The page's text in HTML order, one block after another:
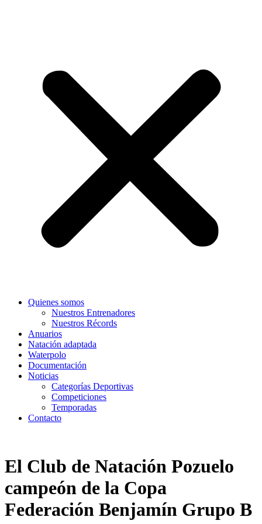
Quienes somos
Nuestros Entrenadores
Nuestros Récords
Anuarios
Natación adaptada
Waterpolo
Documentación
Noticias
Categorías Deportivas
Competiciones
Temporadas
Contacto
El Club de Natación Pozuelo
campeón de la Copa
Federación Benjamín Grupo B